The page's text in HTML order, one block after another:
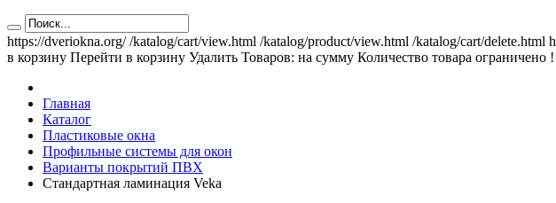
https://dveriokna.org/ /katalog/cart/view.html /katalog/product/view.html /katalog/cart/delete.html
в корзину Перейти в корзину Удалить Товаров: на сумму Количество товара ограничено !
Главная
Каталог
Пластиковые окна
Профильные системы для окон
Варианты покрытий ПВХ
Стандартная ламинация Veka